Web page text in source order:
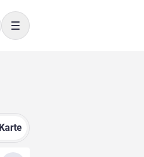
Toggle navigation
Karte